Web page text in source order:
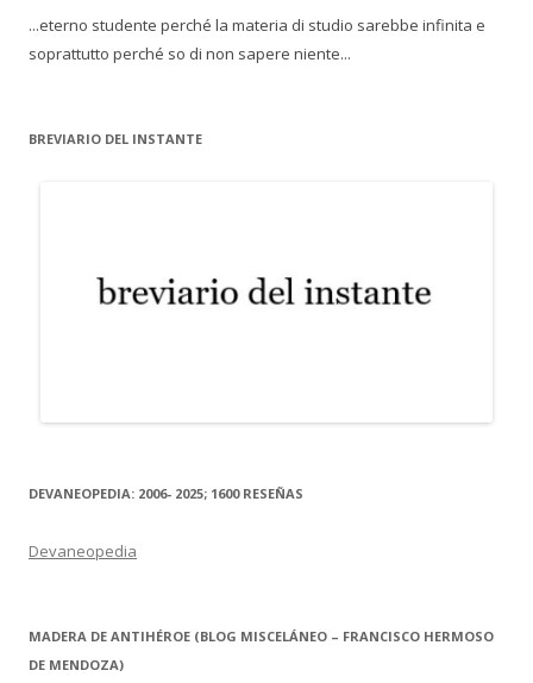
...eterno studente perché la materia di studio sarebbe infinita e
soprattutto perché so di non sapere niente...
BREVIARIO DEL INSTANTE
DEVANEOPEDIA: 2006- 2025; 1600 RESEÑAS
Devaneopedia
MADERA DE ANTIHÉROE (BLOG MISCELÁNEO – FRANCISCO HERMOSO
DE MENDOZA)